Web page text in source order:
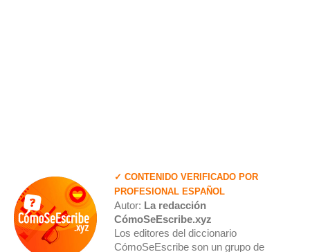
✓ CONTENIDO VERIFICADO POR
PROFESIONAL ESPAÑOL
Autor: La redacción
CómoSeEscribe.xyz
Los editores del diccionario
CómoSeEscribe son un grupo de